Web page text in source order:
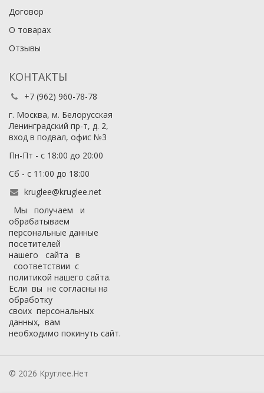
Договор
О товарах
Отзывы
КОНТАКТЫ
+7 (962) 960-78-78
г. Москва, м. Белорусская
Ленинградский пр-т, д. 2,
вход в подвал, офис №3
Пн-Пт - с 18:00 до 20:00
Сб - с 11:00 до 18:00
kruglee@kruglee.net
Мы получаем и
обрабатываем
персональные данные
посетителей
нашего сайта в
соответствии с
политикой нашего сайта.
Если вы не согласны на
обработку
своих персональных
данных, вам
необходимо покинуть сайт.
© 2026 Круглее.Нет